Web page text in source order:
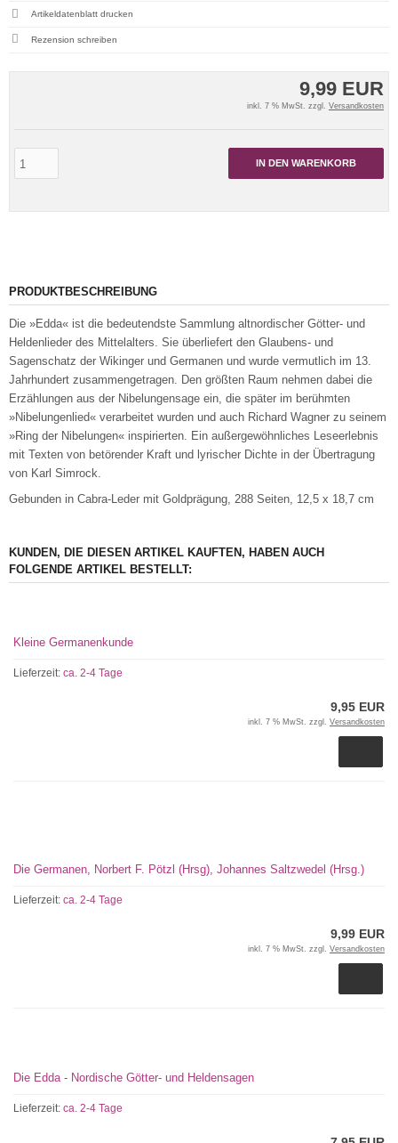
9,99 EUR
inkl. 7 % MwSt. zzgl. Versandkosten
IN DEN WARENKORB
Artikeldatenblatt drucken
Rezension schreiben
PRODUKTBESCHREIBUNG
Die »Edda« ist die bedeutendste Sammlung altnordischer Götter- und
Heldenlieder des Mittelalters. Sie überliefert den Glaubens- und
Sagenschatz der Wikinger und Germanen und wurde vermutlich im 13.
Jahrhundert zusammengetragen. Den größten Raum nehmen dabei die
Erzählungen aus der Nibelungensage ein, die später im berühmten
»Nibelungenlied« verarbeitet wurden und auch Richard Wagner zu seinem
»Ring der Nibelungen« inspirierten. Ein außergewöhnliches Leseerlebnis
mit Texten von betörender Kraft und lyrischer Dichte in der Übertragung
von Karl Simrock.
Gebunden in Cabra-Leder mit Goldprägung, 288 Seiten, 12,5 x 18,7 cm
KUNDEN, DIE DIESEN ARTIKEL KAUFTEN, HABEN AUCH
FOLGENDE ARTIKEL BESTELLT:
Kleine Germanenkunde
Lieferzeit: ca. 2-4 Tage
9,95 EUR
inkl. 7 % MwSt. zzgl. Versandkosten
Die Germanen, Norbert F. Pötzl (Hrsg), Johannes Saltzwedel (Hrsg.)
Lieferzeit: ca. 2-4 Tage
9,99 EUR
inkl. 7 % MwSt. zzgl. Versandkosten
Die Edda - Nordische Götter- und Heldensagen
Lieferzeit: ca. 2-4 Tage